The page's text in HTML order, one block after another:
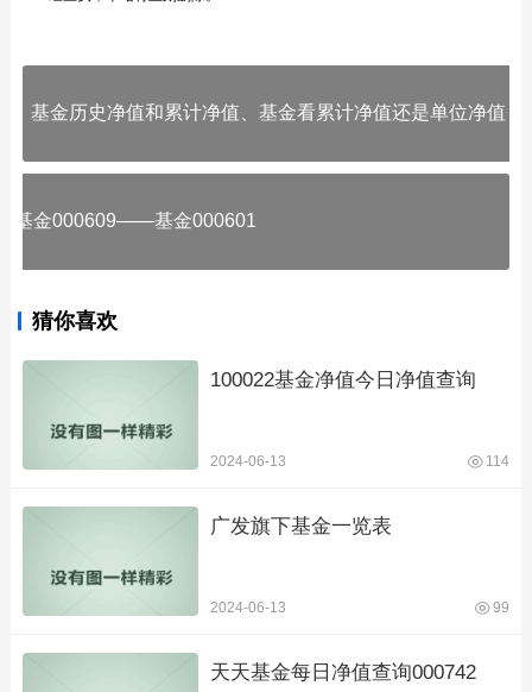
基金历史净值和累计净值、基金看累计净值还是单位净值
基金000609——基金000601
猜你喜欢
100022基金净值今日净值查询
2024-06-13 114
广发旗下基金一览表
2024-06-13 99
天天基金每日净值查询000742